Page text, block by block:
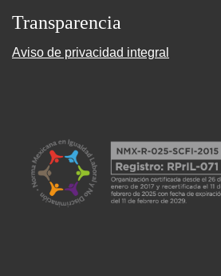
Transparencia
Aviso de privacidad integral